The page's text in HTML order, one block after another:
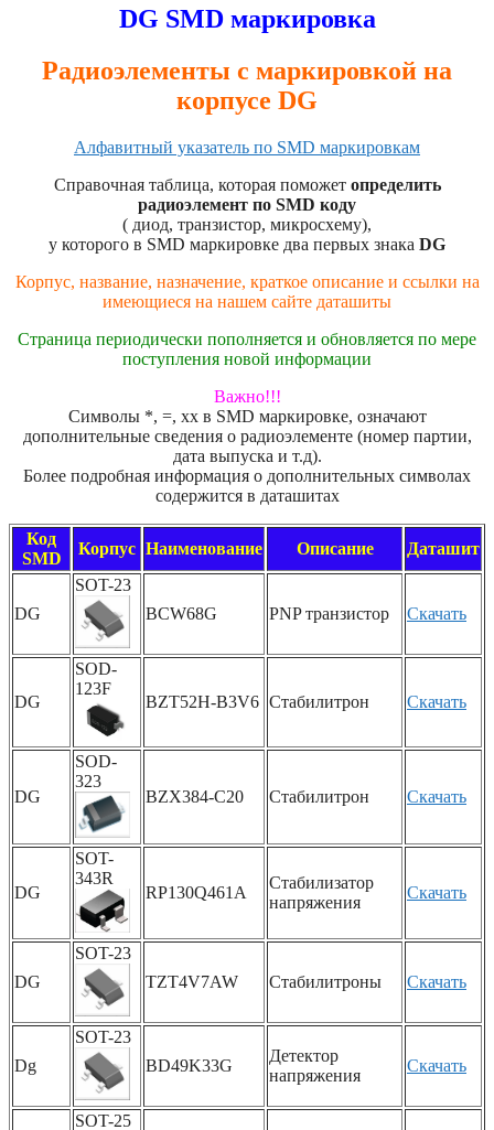
DG SMD маркировка
Радиоэлементы с маркировкой на
корпусе DG
Алфавитный указатель по SMD маркировкам
Справочная таблица, которая поможет определить
радиоэлемент по SMD коду
( диод, транзистор, микросхему),
у которого в SMD маркировке два первых знака DG
Корпус, название, назначение, краткое описание и ссылки на
имеющиеся на нашем сайте даташиты
Страница периодически пополняется и обновляется по мере
поступления новой информации
Важно!!!
Символы *, =, xx в SMD маркировке, означают
дополнительные сведения о радиоэлементе (номер партии,
дата выпуска и т.д).
Более подробная информация о дополнительных символах
содержится в даташитах
Код
SMD
Корпус Наименование Описание Даташит
DG
SOT-23
BCW68G
PNP транзистор Скачать
DG
SOD-
123F
BZT52H-B3V6 Стабилитрон Скачать
DG
SOD-
323
BZX384-C20
Стабилитрон Скачать
DG
SOT-
343R
RP130Q461A
Стабилизатор
напряжения
Скачать
DG
SOT-23
TZT4V7AW
Стабилитроны Скачать
Dg
SOT-23
BD49K33G
Детектор
напряжения
Скачать
SOT-25